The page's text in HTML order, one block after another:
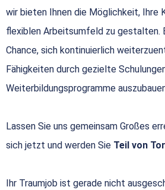
wir bieten Ihnen die Möglichkeit, Ihre
flexiblen Arbeitsumfeld zu gestalten.
Chance, sich kontinuierlich
Fähigkeiten durch gezielte
Weiterbildungsprogramme
Lassen Sie uns gemeinsam Großes
sich jetzt und werden Sie Teil von
Ihr Traumjob ist gerade nicht